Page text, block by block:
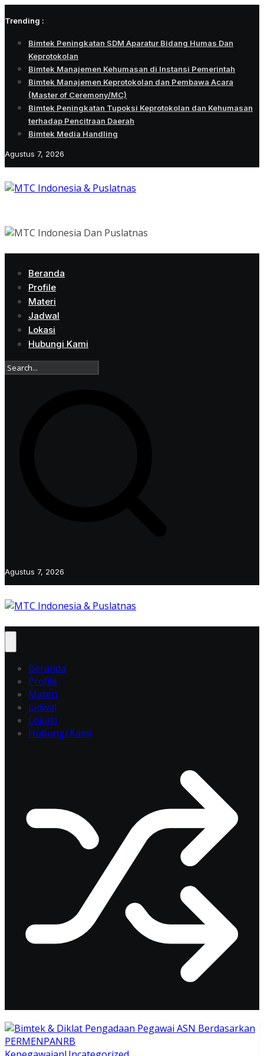
to
Trending :
Bimtek Peningkatan SDM Aparatur Bidang Humas Dan
Keprotokolan
Bimtek Manajemen Kehumasan di Instansi Pemerintah
Bimtek Manajemen Keprotokolan dan Pembawa Acara
(Master of Ceremony/MC)
Bimtek Peningkatan Tupoksi Keprotokolan dan Kehumasan
terhadap Pencitraan Daerah
Bimtek Media Handling
Agustus 7, 2026
Beranda
Profile
Materi
Jadwal
Lokasi
Hubungi Kami
Agustus 7, 2026
Beranda
Profile
Materi
Jadwal
Lokasi
Hubungi Kami